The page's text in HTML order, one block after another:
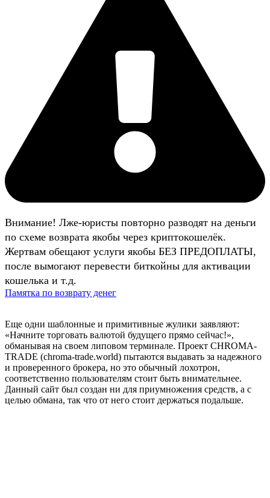
Внимание! Лже-юристы повторно разводят на деньги
по схеме возврата якобы через криптокошелёк.
Жертвам обещают услуги якобы БЕЗ ПРЕДОПЛАТЫ,
после вымогают перевести биткойны для активации
кошелька и т.д.
Памятка по возврату денег
Еще одни шаблонные и примитивные жулики заявляют:
«Начните торговать валютой будущего прямо сейчас!»,
обманывая на своем липовом терминале. Проект CHROMA-
TRADE (chroma-trade.world) пытаются выдавать за надежного
и проверенного брокера, но это обычный лохотрон,
соответственно пользователям стоит быть внимательнее.
Данный сайт был создан ни для приумножения средств, а с
целью обмана, так что от него стоит держаться подальше.